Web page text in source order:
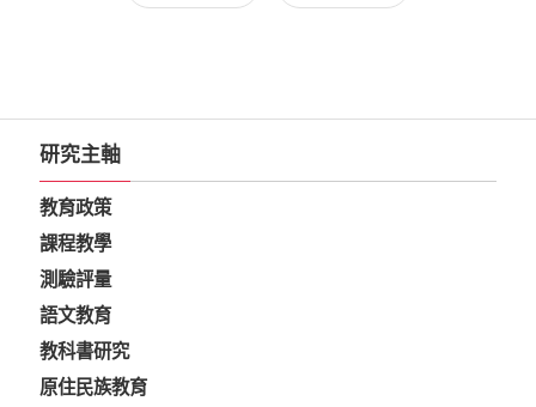
研究主軸
教育政策
課程教學
測驗評量
語文教育
教科書研究
原住民族教育